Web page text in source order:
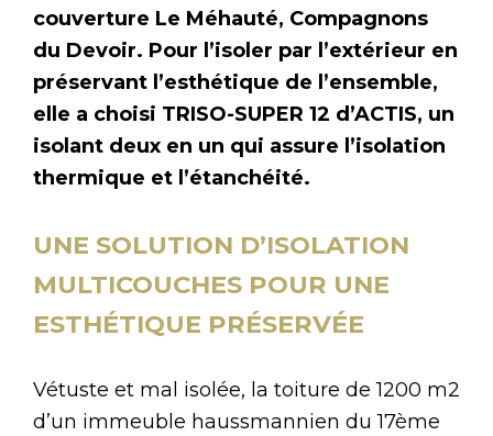
couverture Le Méhauté, Compagnons
du Devoir. Pour l’isoler par l’extérieur en
préservant l’esthétique de l’ensemble,
elle a choisi TRISO-SUPER 12 d’ACTIS, un
isolant deux en un qui assure l’isolation
thermique et l’étanchéité.
UNE SOLUTION D’ISOLATION
MULTICOUCHES POUR UNE
ESTHÉTIQUE PRÉSERVÉE
Vétuste et mal isolée, la toiture de 1200 m2
d’un immeuble haussmannien du 17ème